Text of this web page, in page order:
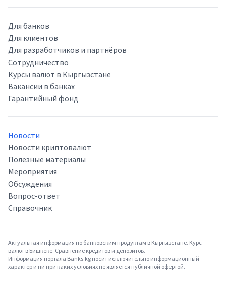
Для банков
Для клиентов
Для разработчиков и партнёров
Сотрудничество
Курсы валют в Кыргызстане
Вакансии в банках
Гарантийный фонд
Новости
Новости криптовалют
Полезные материалы
Мероприятия
Обсуждения
Вопрос-ответ
Справочник
Актуальная информация по банковским продуктам в Кыргызстане. Курс
валют в Бишкеке. Сравнение кредитов и депозитов.
Информация портала Banks.kg носит исключительно информационный
характер и ни при каких условиях не является публичной офертой.